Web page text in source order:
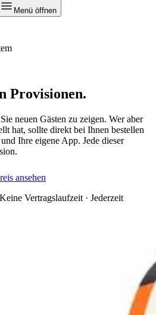
Menü öffnen
Provisionen.
neuen Gästen zu zeigen. Wer aber
hat, sollte direkt bei Ihnen bestellen
Ihre eigene App. Jede dieser
ansehen
Vertragslaufzeit · Jederzeit